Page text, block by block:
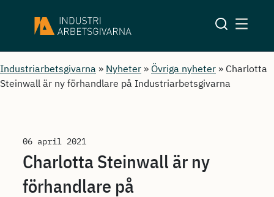
Industriarbetsgivarna » Nyheter » Övriga nyheter » Charlotta
Steinwall är ny förhandlare på Industriarbetsgivarna
06 april 2021
Charlotta Steinwall är ny
förhandlare på